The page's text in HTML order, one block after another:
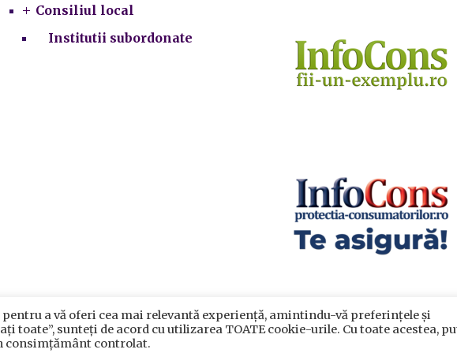
Consiliul local
Institutii subordonate
Prelucrarea datelor cu caracter personal |Politica de utilizare
Primăria Sectorului 5 București
2021. Toate drepturile rezervate.
a vă oferi cea mai relevantă experiență, amintindu-vă preferințele și
toate”, sunteți de acord cu utilizarea TOATE cookie-urile. Cu toate acestea,
consimțământ controlat.